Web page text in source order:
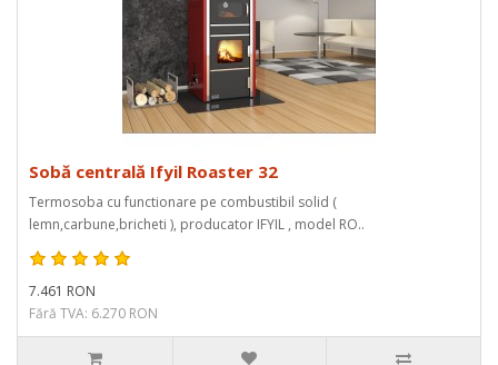
Sobă centrală Ifyil Roaster 32
Termosoba cu functionare pe combustibil solid (
lemn,carbune,bricheti ), producator IFYIL , model RO..
7.461 RON
Fără TVA: 6.270 RON